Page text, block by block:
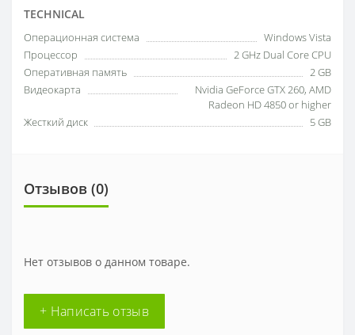
TECHNICAL
Операционная система
Windows Vista
Процессор
2 GHz Dual Core CPU
Оперативная память
2 GB
Видеокарта
Nvidia GeForce GTX 260, AMD
Radeon HD 4850 or higher
Жесткий диск
5 GB
Отзывов (0)
Нет отзывов о данном товаре.
+ Написать отзыв